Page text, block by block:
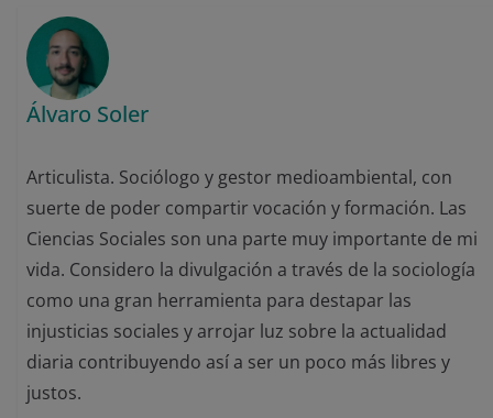
Álvaro Soler
Articulista. Sociólogo y gestor medioambiental, con
suerte de poder compartir vocación y formación. Las
Ciencias Sociales son una parte muy importante de mi
vida. Considero la divulgación a través de la sociología
como una gran herramienta para destapar las
injusticias sociales y arrojar luz sobre la actualidad
diaria contribuyendo así a ser un poco más libres y
justos.